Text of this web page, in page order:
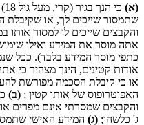
(‏א)
שתמסור שייכים לך, או שקיבלת
והקבצים שייכים לו למסור אותו
אתה מוסר את המידע ואילו
כתפי מוסר המידע בלבד). ככל
אודות קטינים, הינך מצהיר כי
או כי קיבלת הסכמה מפורשת
האפוטרופוס של אותו קטין ; (ב)
והקבצים שמסרתי אינם מפרים או
ג' כלשהו; (ג) המידע האישי